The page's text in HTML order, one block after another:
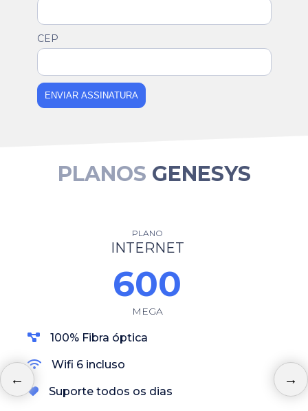
CEP
ENVIAR ASSINATURA
PLANOS GENESYS
PLANO
INTERNET
600
MEGA
100% Fibra óptica
Wifi 6 incluso
Suporte todos os dias